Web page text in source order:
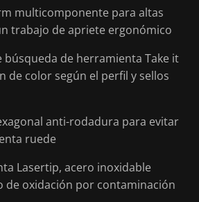
multicomponente para altas
trabajo de apriete ergonómico
búsqueda de herramienta Take it
de color según el perfil y sellos
anti-rodadura para evitar
ruede
Lasertip, acero inoxidable
de oxidación por contaminación